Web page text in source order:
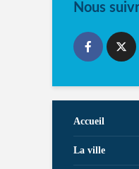
Nous
Accueil
La ville